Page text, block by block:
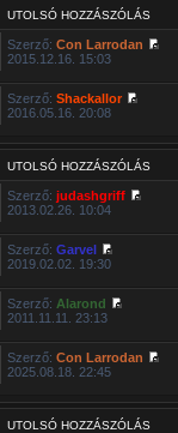
UTOLSÓ HOZZÁSZÓLÁS
Szerző:Con Larrodan
2015.12.16. 15:03
Szerző:Shackallor
2016.05.16. 20:08
UTOLSÓ HOZZÁSZÓLÁS
Szerző:judashgriff
2013.02.26. 10:04
Szerző:Garvel
2019.02.02. 19:30
Szerző: Alarond
2011.11.11. 23:13
Szerző:Con Larrodan
2025.08.18. 22:45
UTOLSÓ HOZZÁSZÓLÁS